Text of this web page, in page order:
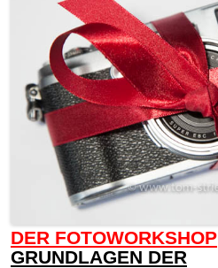
DER FOTOWORKSHOP
GRUNDLAGEN DER